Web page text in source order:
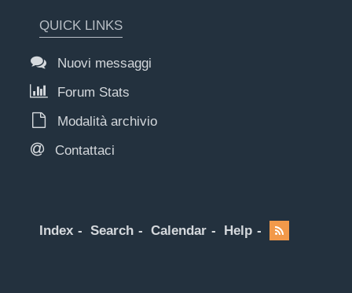
QUICK LINKS
Nuovi messaggi
Forum Stats
Modalità archivio
Contattaci
Index Search Calendar Help